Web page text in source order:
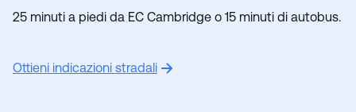
Ottieni indicazioni stradali
25 minuti a piedi da EC Cambridge o 15 minuti di autobus.